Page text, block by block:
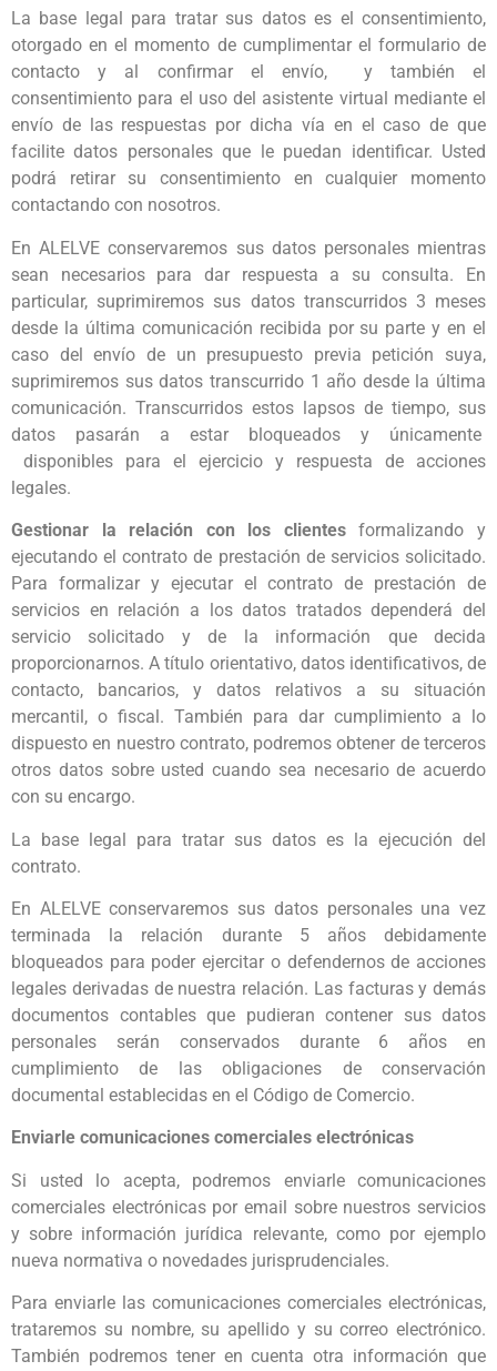
La base legal para tratar sus datos es el consentimiento,
otorgado en el momento de cumplimentar el formulario de
contacto y al confirmar el envío, y también el
consentimiento para el uso del asistente virtual mediante el
envío de las respuestas por dicha vía en el caso de que
facilite datos personales que le puedan identificar. Usted
podrá retirar su consentimiento en cualquier momento
contactando con nosotros.
En ALELVE conservaremos sus datos personales mientras
sean necesarios para dar respuesta a su consulta. En
particular, suprimiremos sus datos transcurridos 3 meses
desde la última comunicación recibida por su parte y en el
caso del envío de un presupuesto previa petición suya,
suprimiremos sus datos transcurrido 1 año desde la última
comunicación. Transcurridos estos lapsos de tiempo, sus
datos pasarán a estar bloqueados y únicamente
disponibles para el ejercicio y respuesta de acciones
legales.
Gestionar la relación con los clientesformalizando y
ejecutando el contrato de prestación de servicios solicitado.
Para formalizar y ejecutar el contrato de prestación de
servicios en relación a los datos tratados dependerá del
servicio solicitado y de la información que decida
proporcionarnos. A título orientativo, datos identificativos, de
contacto, bancarios, y datos relativos a su situación
mercantil, o fiscal. También para dar cumplimiento a lo
dispuesto en nuestro contrato, podremos obtener de terceros
otros datos sobre usted cuando sea necesario de acuerdo
con su encargo.
La base legal para tratar sus datos es la ejecución del
contrato.
En ALELVE conservaremos sus datos personales una vez
terminada la relación durante 5 años debidamente
bloqueados para poder ejercitar o defendernos de acciones
legales derivadas de nuestra relación. Las facturas y demás
documentos contables que pudieran contener sus datos
personales serán conservados durante 6 años en
cumplimiento de las obligaciones de conservación
documental establecidas en el Código de Comercio.
Enviarle comunicaciones comerciales electrónicas
Si usted lo acepta, podremos enviarle comunicaciones
comerciales electrónicas por email sobre nuestros servicios
y sobre información jurídica relevante, como por ejemplo
nueva normativa o novedades jurisprudenciales.
Para enviarle las comunicaciones comerciales electrónicas,
trataremos su nombre, su apellido y su correo electrónico.
También podremos tener en cuenta otra información que